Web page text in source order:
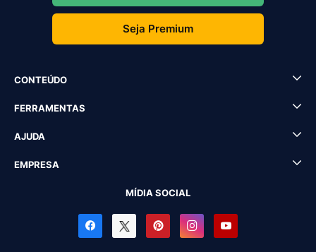
Seja Premium
CONTEÚDO
FERRAMENTAS
AJUDA
EMPRESA
MÍDIA SOCIAL